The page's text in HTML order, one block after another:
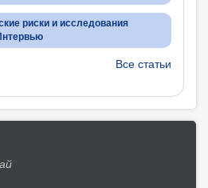
риски и исследования
Все статьи